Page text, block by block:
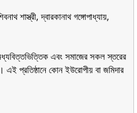
শাস্ত্রী, দ্বারকানাথ গঙ্গোপাধ্যায়,
এবং সমাজের সকল স্তরের
প্রতিষ্ঠানে কোন ইউরোপীয় বা জমিদার